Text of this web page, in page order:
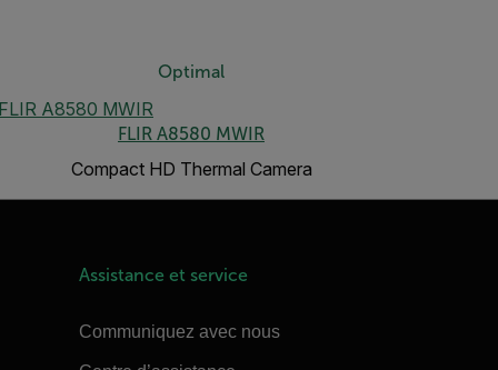
Optimal
FLIR A8580 MWIR
Compact HD Thermal Camera
Assistance et service
Communiquez avec nous